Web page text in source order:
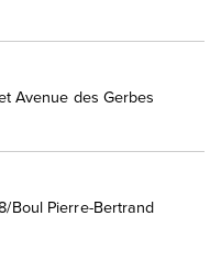
Avenue des Gerbes
Boul Pierre-Bertrand